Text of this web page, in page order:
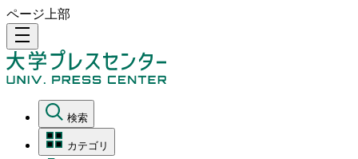
ページ上部
density_medium
検索
カテゴリ